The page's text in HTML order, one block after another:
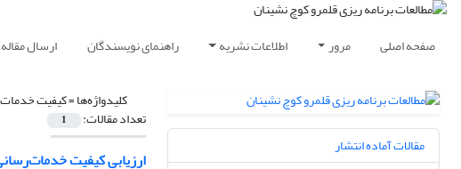
صفحه اصلی مرور اطلاعات نشریه راهنمای نویسندگان ارسال مقاله
کلیدواژه‌ها =کیفیت خدمات
تعداد مقالات: 1
ارزیابی کیفیت
مقالات آماده انتشار